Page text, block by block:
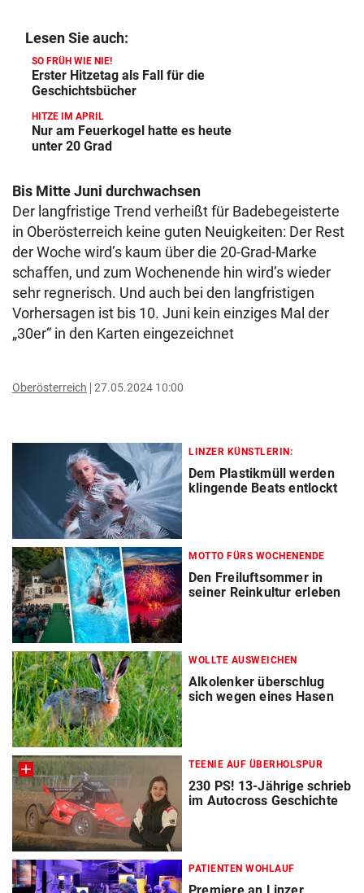
Lesen Sie auch:
SO FRÜH WIE NIE!
Erster Hitzetag als Fall für die
Geschichtsbücher
HITZE IM APRIL
Nur am Feuerkogel hatte es heute
unter 20 Grad
Bis Mitte Juni durchwachsen
Der langfristige Trend verheißt für Badebegeisterte
in Oberösterreich keine guten Neuigkeiten: Der Rest
der Woche wird’s kaum über die 20-Grad-Marke
schaffen, und zum Wochenende hin wird’s wieder
sehr regnerisch. Und auch bei den langfristigen
Vorhersagen ist bis 10. Juni kein einziges Mal der
„30er“ in den Karten eingezeichnet
Oberösterreich 27.05.2024 10:00
LINZER KÜNSTLERIN:
Dem Plastikmüll werden
klingende Beats entlockt
MOTTO FÜRS WOCHENENDE
Den Freiluftsommer in
seiner Reinkultur erleben
WOLLTE AUSWEICHEN
Alkolenker überschlug
sich wegen eines Hasen
TEENIE AUF ÜBERHOLSPUR
230 PS! 13-Jährige schrieb
im Autocross Geschichte
PATIENTEN WOHLAUF